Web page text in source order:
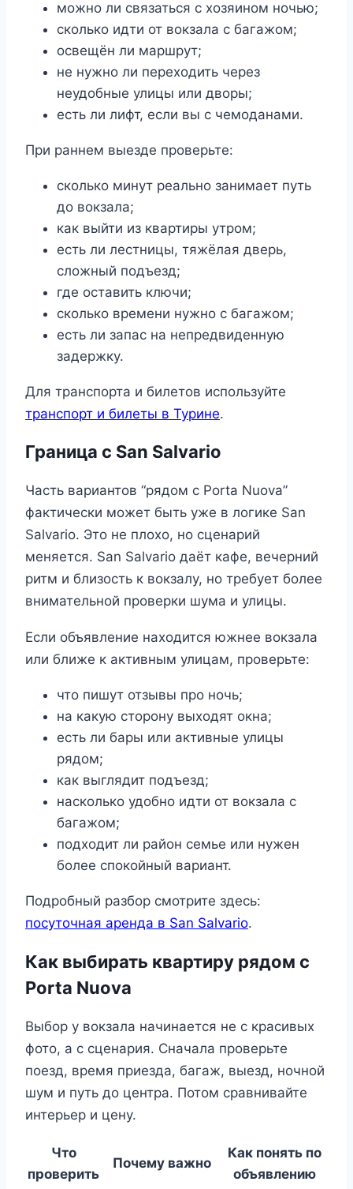
можно ли связаться с хозяином ночью;
сколько идти от вокзала с багажом;
освещён ли маршрут;
не нужно ли переходить через
неудобные улицы или дворы;
есть ли лифт, если вы с чемоданами.
При раннем выезде проверьте:
сколько минут реально занимает путь
до вокзала;
как выйти из квартиры утром;
есть ли лестницы, тяжёлая дверь,
сложный подъезд;
где оставить ключи;
сколько времени нужно с багажом;
есть ли запас на непредвиденную
задержку.
Для транспорта и билетов используйте
транспорт и билеты в Турине.
Граница с San Salvario
Часть вариантов “рядом с Porta Nuova”
фактически может быть уже в логике San
Salvario. Это не плохо, но сценарий
меняется. San Salvario даёт кафе, вечерний
ритм и близость к вокзалу, но требует более
внимательной проверки шума и улицы.
Если объявление находится южнее вокзала
или ближе к активным улицам, проверьте:
что пишут отзывы про ночь;
на какую сторону выходят окна;
есть ли бары или активные улицы
рядом;
как выглядит подъезд;
насколько удобно идти от вокзала с
багажом;
подходит ли район семье или нужен
более спокойный вариант.
Подробный разбор смотрите здесь:
посуточная аренда в San Salvario.
Как выбирать квартиру рядом с
Porta Nuova
Выбор у вокзала начинается не с красивых
фото, а с сценария. Сначала проверьте
поезд, время приезда, багаж, выезд, ночной
шум и путь до центра. Потом сравнивайте
интерьер и цену.
Что
проверить
Почему важно
Как понять по
объявлению